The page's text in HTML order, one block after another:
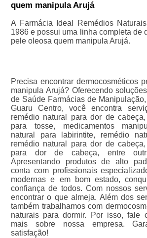
quem manipula Arujá
A Farmácia Ideal Remédios
1986 e possui uma linha completa de
pele oleosa quem manipula Arujá.
Precisa encontrar dermocosméticos
manipula Arujá? Oferecendo
de Saúde Farmácias de
Guaru Centro, você encontra
remédio natural para dor de cabeça,
para tosse, medicamentos
natural para labirintite, remédio
remédio natural para dor de cabeça,
para dor de cabeça, entre
Apresentando produtos de alto
conta com profissionais
modernas e em bom estado,
confiança de todos. Com nossos
encontrar o que almeja. Além dos
também trabalhamos com
naturais para dormir. Por isso, fale
mais sobre nossa empresa.
satisfação!